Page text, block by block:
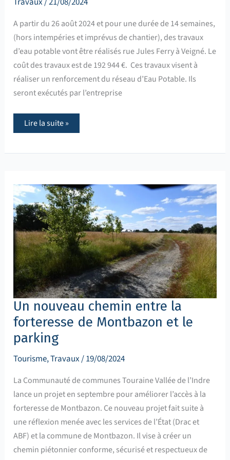
A partir du 26 août 2024 et pour une durée de 14 semaines,
(hors intempéries et imprévus de chantier), des travaux
d’eau potable vont être réalisés rue Jules Ferry à Veigné. Le
coût des travaux est de 192 944 €. Ces travaux visent à
réaliser un renforcement du réseau d’Eau Potable. Ils
seront exécutés par l’entreprise
Lire la suite »
Un nouveau chemin entre la
forteresse de Montbazon et le
parking
Tourisme,Travaux/19/08/2024
La Communauté de communes Touraine Vallée de l’Indre
lance un projet en septembre pour améliorer l’accès à la
forteresse de Montbazon. Ce nouveau projet fait suite à
une réflexion menée avec les services de l’État (Drac et
ABF) et la commune de Montbazon. Il vise à créer un
chemin piétonnier conforme, sécurisé et respectueux de
nouveau
chemin
entre
la
forteresse
de
Montbazon
et
le
parking